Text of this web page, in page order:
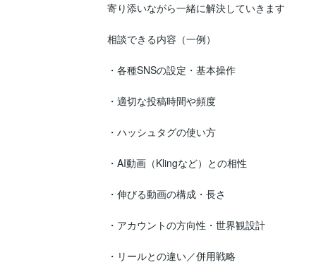
寄り添いながら一緒に解決していきます
相談できる内容（一例）
・各種SNSの設定・基本操作
・適切な投稿時間や頻度
・ハッシュタグの使い方
・AI動画（Klingなど）との相性
・伸びる動画の構成・長さ
・アカウントの方向性・世界観設計
・リールとの違い／併用戦略